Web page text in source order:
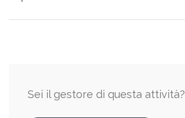
Sei il gestore di questa attività?